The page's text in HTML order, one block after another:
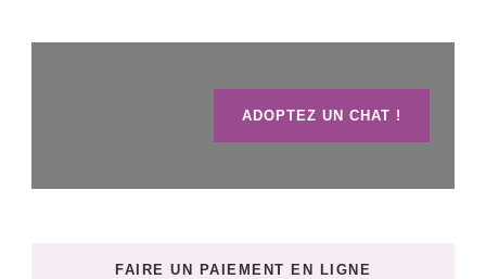
ADOPTEZ UN CHAT !
FAIRE UN PAIEMENT EN LIGNE